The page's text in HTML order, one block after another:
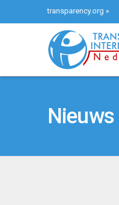
transparency.org »
Nieuws